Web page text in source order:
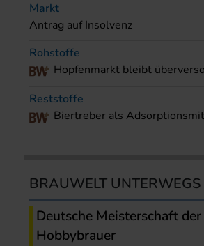
Markt
Antrag auf Insolvenz
Rohstoffe
Hopfenmarkt bleibt
Reststoffe
Biertreber als
BRAUWELT UNTERWEGS
Deutsche Meisterschaft der
Hobbybrauer